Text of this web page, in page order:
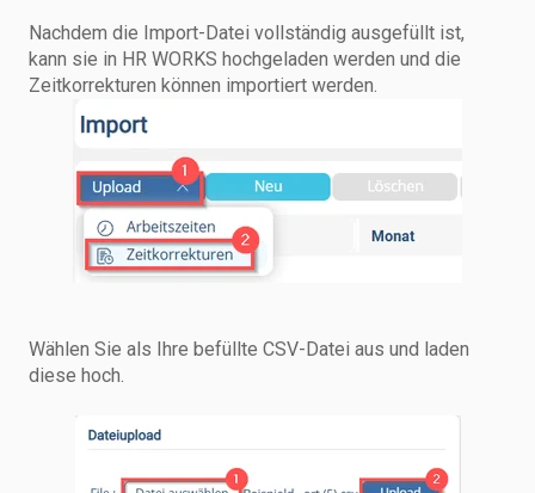
Nachdem die Import-Datei vollständig ausgefüllt ist,
kann sie in HR WORKS hochgeladen werden und die
Zeitkorrekturen können importiert werden.
Wählen Sie als Ihre befüllte CSV-Datei aus und laden
diese hoch.